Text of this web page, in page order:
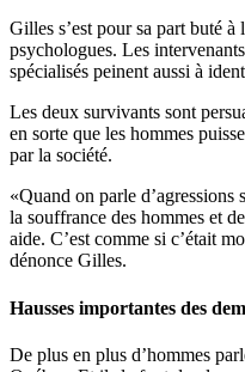
Gilles s’est pour sa part buté
psychologues. Les
spécialisés peinent aussi à
Les deux survivants sont
en sorte que les hommes
par la société.
«Quand on parle d’agressions
la souffrance des hommes et
aide. C’est comme si c’était
dénonce Gilles.
Hausses importantes des
De plus en plus d’hommes